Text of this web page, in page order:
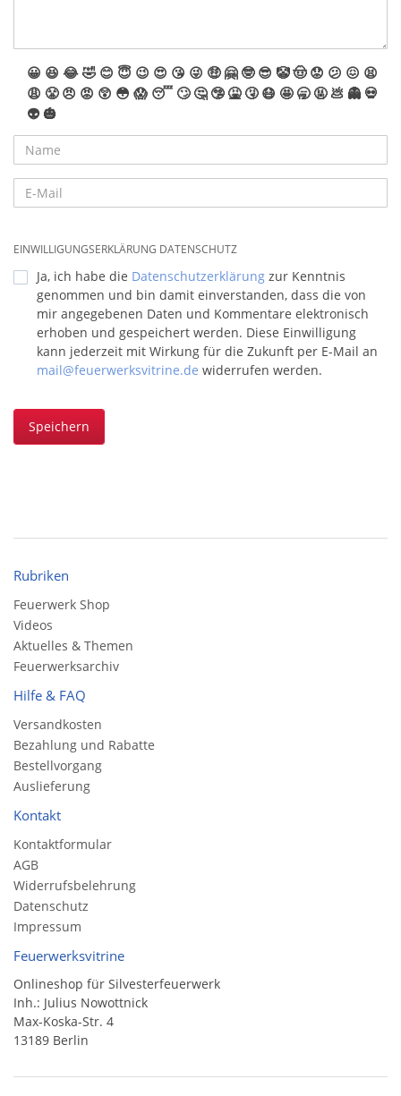
😀 😆 😂🤣 😊 😇 😉 😍 😘 😜 🤑 🤗 🤓 😎 🤡🤠 😟 😕 😖 😫
😩 😤 😠 😡 😲 😳 😱 😴 🙄 🤔 🤥 🤮 🤧 😷 🤩 🥱 🤬 💩 👻 💀
👽 🎃
EINWILLIGUNGSERKLÄRUNG DATENSCHUTZ
Ja, ich habe die Datenschutzerklärung zur Kenntnis
genommen und bin damit einverstanden, dass die von
mir angegebenen Daten und Kommentare elektronisch
erhoben und gespeichert werden. Diese Einwilligung
kann jederzeit mit Wirkung für die Zukunft per E-Mail an
mail@feuerwerksvitrine.de widerrufen werden.
Speichern
Rubriken
Feuerwerk Shop
Videos
Aktuelles & Themen
Feuerwerksarchiv
Hilfe & FAQ
Versandkosten
Bezahlung und Rabatte
Bestellvorgang
Auslieferung
Kontakt
Kontaktformular
AGB
Widerrufsbelehrung
Datenschutz
Impressum
Feuerwerksvitrine
Onlineshop für Silvesterfeuerwerk
Inh.: Julius Nowottnick
Max-Koska-Str. 4
13189 Berlin